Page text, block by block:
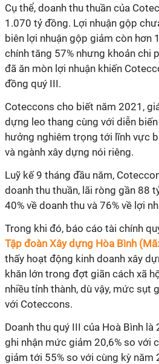
Cụ thể, doanh thu thuần của
1.070 tỷ đồng. Lợi nhuận gộp
biên lợi nhuận gộp giảm còn hơn
chính tăng 57% nhưng khoản chi
đã ăn mòn lợi nhuận khiến
đồng quý III.
Coteccons cho biết năm 2021,
dựng leo thang cùng với diễn
hưởng nghiêm trọng tới lĩnh vực
và ngành xây dựng nói riêng.
Luỹ kế 9 tháng đầu năm,
doanh thu thuần, lãi ròng gần 88
40% về doanh thu và 76% về lợi
Trong khi đó, báo cáo tài chính
Tập đoàn Xây dựng Hòa Bình
thấy hoạt động kinh doanh xây
khăn lớn trong đợt giãn cách xã
nhiều tỉnh thành, dù vậy, mức sụt
với Coteccons.
Doanh thu quý III của Hoà Bình
ghi nhận mức giảm 20,6% so với
giảm tới 55% so với cùng kỳ năm